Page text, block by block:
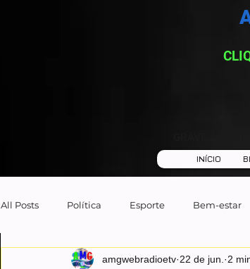
GRAVE A
INÍCIO
All Posts Política Esporte Bem-estar
amgwebradioetv 22 de jun. 2